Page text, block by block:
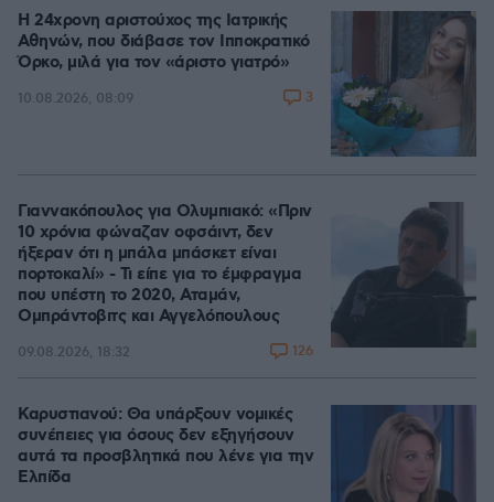
Η 24χρονη αριστούχος της Ιατρικής
Αθηνών, που διάβασε τον Ιπποκρατικό
Όρκο, μιλά για τον «άριστο γιατρό»
10.08.2026, 08:09 3
Γιαννακόπουλος για Ολυμπιακό: «Πριν
10 χρόνια φώναζαν οφσάιντ, δεν
ήξεραν ότι η μπάλα μπάσκετ είναι
πορτοκαλί» - Τι είπε για το έμφραγμα
που υπέστη το 2020, Αταμάν,
Ομπράντοβιτς και Αγγελόπουλους
09.08.2026, 18:32 126
Καρυστιανού: Θα υπάρξουν νομικές
συνέπειες για όσους δεν εξηγήσουν
αυτά τα προσβλητικά που λένε για την
Ελπίδα